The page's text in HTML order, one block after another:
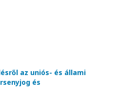
az uniós- és állami
és